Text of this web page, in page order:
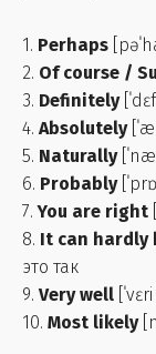
1. Perhaps
2. Of course /
3. Definitely
4. Absolutely
5. Naturally
6. Probably
7.You are right
8. It can hardly
это так
9. Very well
10. Most likely